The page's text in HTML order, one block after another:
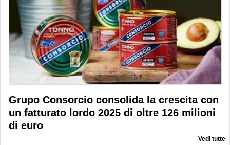
Grupo Consorcio consolida la crescita con
un fatturato lordo 2025 di oltre 126 milioni
di euro
Vedi tutte